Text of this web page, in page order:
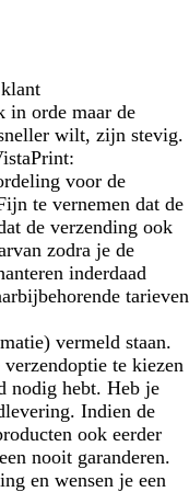
in orde maar de
wilt, zijn stevig.
voor de
te vernemen dat de
de verzending ook
zodra je de
inderdaad
tarieven
vermeld staan.
te kiezen
nodig hebt. Heb je
Indien de
ook eerder
nooit garanderen.
en wensen je een